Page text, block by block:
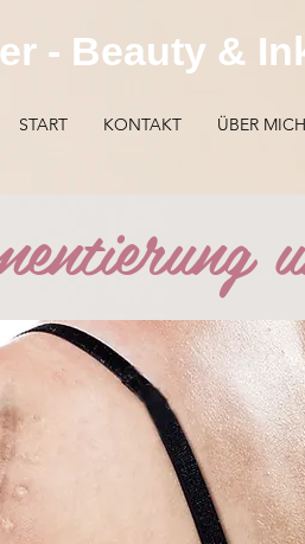
- Beauty &
START KONTAKT ÜBER MICH